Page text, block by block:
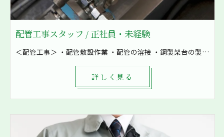
配管工事スタッフ / 正社員・未経験
＜配管工事＞ ・配管敷設作業 ・配管の溶接 ・鋼製架台の製作など ・空気の配管 ・油配管 ・水配管 ・燃料配管などを加工 8割現場での作業となり、発電所や工場といった大きな現場も施工しています！ まずは先輩補助として軽作業から一緒に作業をしていきます。 1現場4～8名で対応し、困ったときもすぐに相談出来る環境です。
詳しく見る